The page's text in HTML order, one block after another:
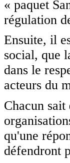
« paquet
régulation
Ensuite, il
social, que
dans le
acteurs du
Chacun sait
qu'une
défendront